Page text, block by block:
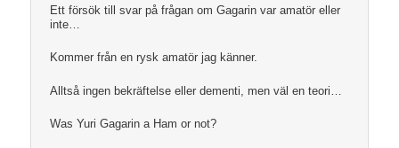
Ett försök till svar på frågan om Gagarin var amatör eller
inte…
Kommer från en rysk amatör jag känner.
Alltså ingen bekräftelse eller dementi, men väl en teori…
Was Yuri Gagarin a Ham or not?